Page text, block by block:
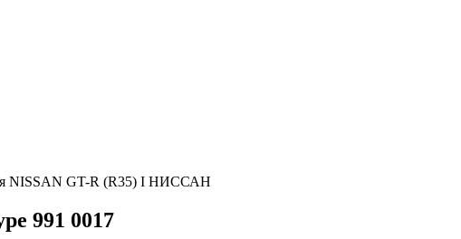
NISSAN GT-R (R35) I НИССАН
991 0017